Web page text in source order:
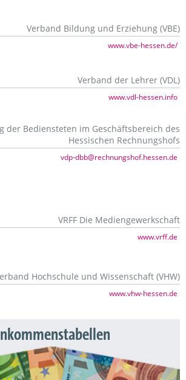
Verband Bildung und Erziehung (VBE)
www.vbe-hessen.de/
Verband der Lehrer (VDL)
www.vdl-hessen.info
der Bediensteten im Geschäftsbereich des
Hessischen Rechnungshofs
vdp-dbb@rechnungshof.hessen.de
VRFF Die Mediengewerkschaft
www.vrff.de
Hochschule und Wissenschaft (VHW)
www.vhw-hessen.de